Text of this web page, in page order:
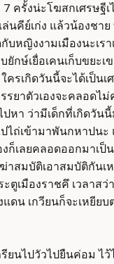
7 ครั้งน่ะโฆสกเศรษฐี
ล่นคีย์เก่ง แล้วน้องชา
บหญิงงามเมืองนะเรา
กษ์เยื่อเคนเก็บขยะเข
ครเกิดวันนี้จะได้เป็นเ
รยาตัวเองจะคลอดไ
หา ว่ามีเด็กที่เกิดวัน
ไปไถ่เข้ามาพันกหาปน
งก็เลยคลอดออกมาเ
าสมบัติเอาสมบัติกันเ
ตูเมืองราชคึ เวลาสว่
ดน เกวียนก็จะเหยียบ
ยนไปวัวไปยืนค่อม ไว้